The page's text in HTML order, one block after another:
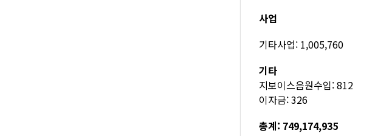
사업
기타사업: 1,005,760
기타
지보이스음원수입: 812
이자금: 326
총계: 749,174,935